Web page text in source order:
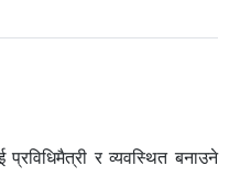
र व्यवस्थित बनाउने